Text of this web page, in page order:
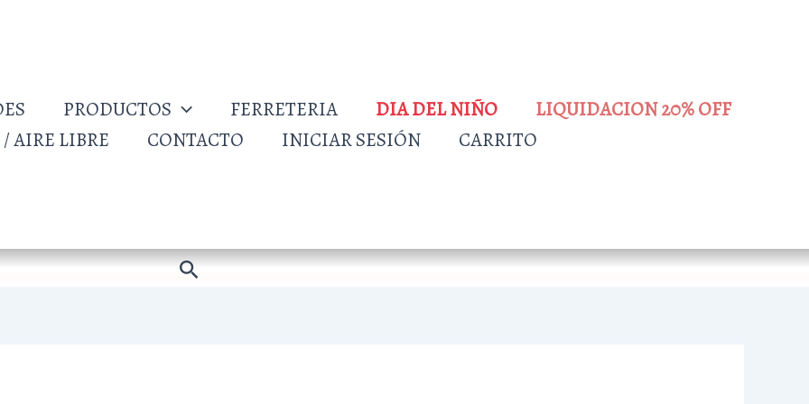
PRODUCTOS FERRETERIA DIA DEL NIÑO
LIQUIDACION 20% OFF
AIRE LIBRE
CONTACTO INICIAR SESIÓN CARRITO
Buscar